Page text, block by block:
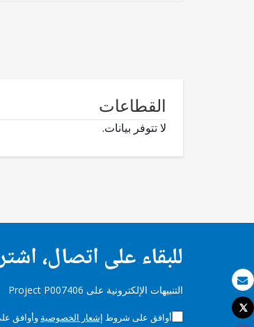
بريد الكتروني
طباعة
Tweet
القطاعات
لا تتوفر بيانات.
للبقاء على اتصال،
التنبيهات الإلكترونية على Project P007406
أوافق على شروط إشعار الخصوصية وأوافق